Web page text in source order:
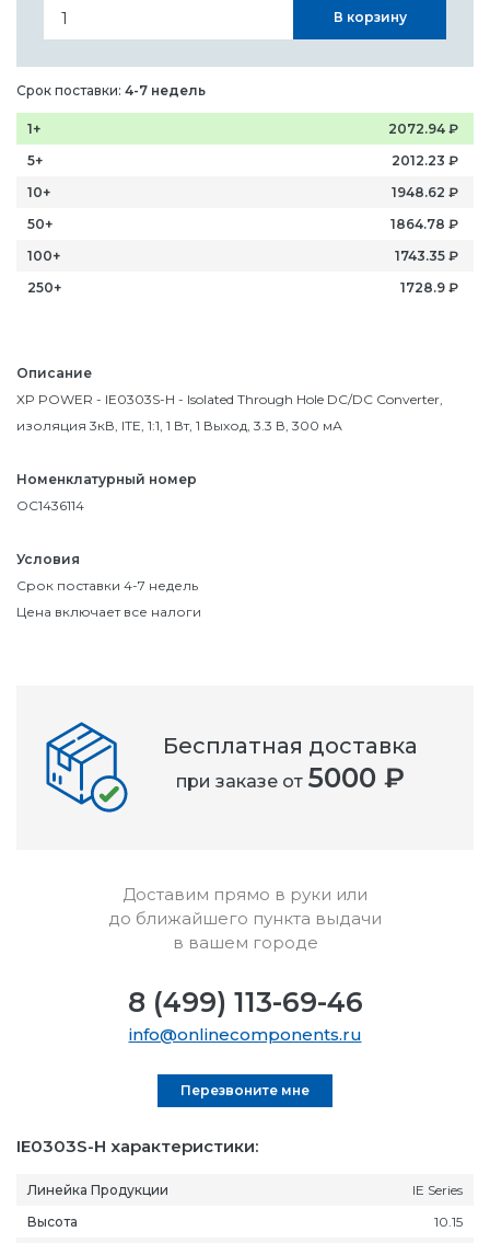
Описание
XP POWER - IE0303S-H - Isolated Through Hole DC/DC Converter,
изоляция 3кВ, ITE, 1:1, 1 Вт, 1 Выход, 3.3 В, 300 мА
Номенклатурный номер
OC1436114
Условия
Срок поставки 4-7 недель
Цена включает все налоги
В корзину
Срок поставки: 4-7 недель
1+ 2072.94 ₽
5+
2012.23 ₽
10+
1948.62 ₽
50+
1864.78 ₽
100+
1743.35 ₽
250+
1728.9 ₽
IE0303S-H характеристики:
Линейка Продукции
IE Series
Высота
10.15
Бесплатная доставка
при заказе от 5000 ₽
Доставим прямо в руки или
до ближайшего пункта выдачи
в вашем городе
8 (499) 113-69-46
info@onlinecomponents.ru
Перезвоните мне